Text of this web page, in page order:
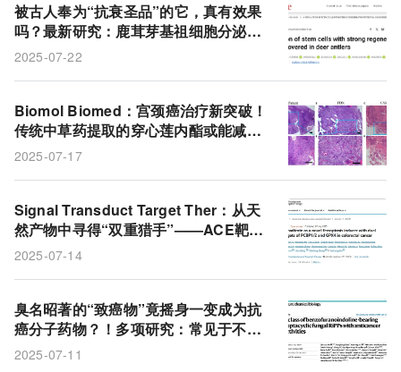
被古人奉为“抗衰圣品”的它，真有效果
吗？最新研究：鹿茸芽基祖细胞分泌的
囊泡，能逆转老年小鼠与猕猴骨质流
2025-07-22
Biomol Biomed：宫颈癌治疗新突破！
传统中草药提取的穿心莲内酯或能减缓
宫颈癌的生长
2025-07-17
Signal Transduct Target Ther：从天
然产物中寻得“双重猎手”——ACE靶向
PCBP1/2与GPX4诱导铁死亡，结直肠
2025-07-14
臭名昭著的“致癌物”竟摇身一变成为抗
癌分子药物？！多项研究：常见于不新
鲜坚果、谷物中的黄曲霉素，其天然产
2025-07-11